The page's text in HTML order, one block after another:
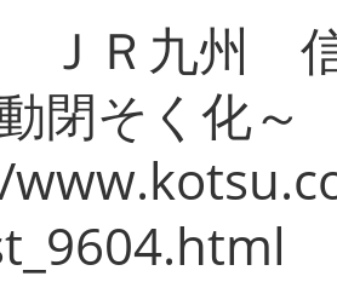
ＪＲ九州 信
閉そく化～